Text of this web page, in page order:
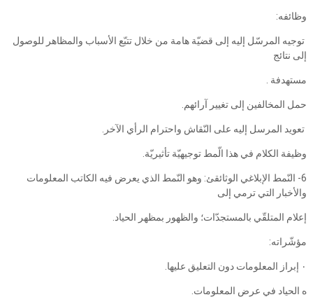
وظائفه:
توجيه المرسّل إليه إلى قضيّة هامة من خلال تتبّع الأسباب والمظاهر للوصول
إلى نتائج
مستهدفة .
حمل المخالفين إلى تغيير آرائهم.
تعويد المرسل إليه على النّقاش واحترام الرأي الآخر.
وظيفة الكلام في هذا الّمط توجيهيّة تأثيريّة.
6- النّمط الإبلاغي الوثائقئ: وهو النّمط الذي يعرض فيه الكاتب المعلومات
والأخبار التي ترمي إلى
إعلام المتلقّي بالمستجدّات؛ والظهور بمظهر الحياد.
مؤشّراته:
‎٠‏ إبراز المعلومات دون التعليق عليها.
ه الحياد في عرض المعلومات.